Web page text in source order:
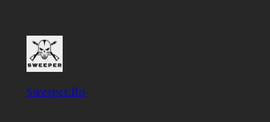
Sweeper.Ro